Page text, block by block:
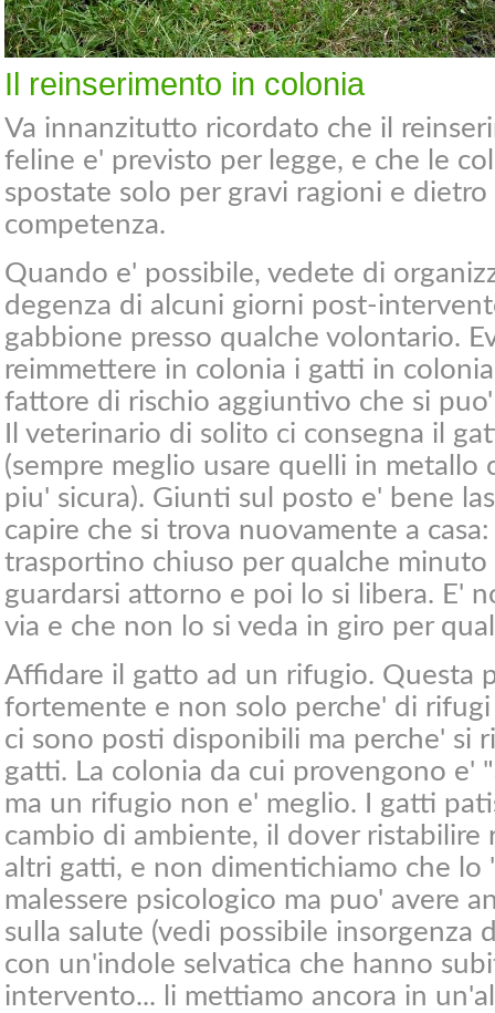
Il reinserimento in colonia
Va innanzitutto ricordato che il
feline e' previsto per legge, e che le
spostate solo per gravi ragioni e dietro
competenza.
Quando e' possibile, vedete di
degenza di alcuni giorni post-
gabbione presso qualche volontario.
reimmettere in colonia i gatti in
fattore di rischio aggiuntivo che si
Il veterinario di solito ci consegna il
(sempre meglio usare quelli in metallo
piu' sicura). Giunti sul posto e' bene
capire che si trova nuovamente a
trasportino chiuso per qualche minuto
guardarsi attorno e poi lo si libera. E'
via e che non lo si veda in giro per
Affidare il gatto ad un rifugio. Questa
fortemente e non solo perche' di
ci sono posti disponibili ma perche' si
gatti. La colonia da cui provengono e'
ma un rifugio non e' meglio. I gatti
cambio di ambiente, il dover ristabilire
altri gatti, e non dimentichiamo che lo
malessere psicologico ma puo' avere
sulla salute (vedi possibile insorgenza
con un'indole selvatica che hanno
intervento... li mettiamo ancora in